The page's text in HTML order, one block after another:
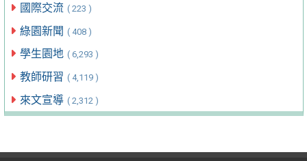
國際交流 ( 223 )
綠園新聞 ( 408 )
學生園地 ( 6,293 )
教師研習 ( 4,119 )
來文宣導 ( 2,312 )